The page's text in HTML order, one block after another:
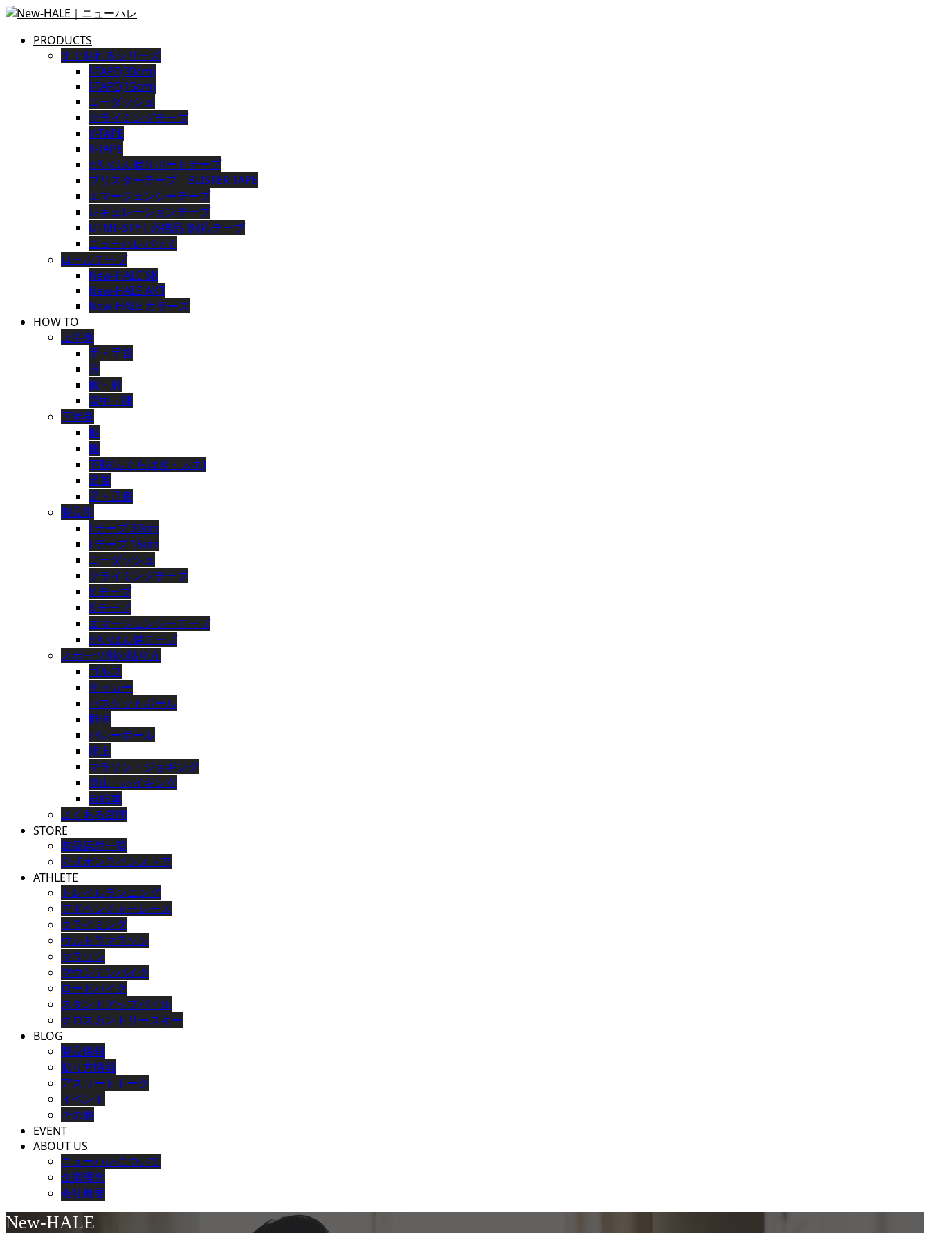
PRODUCTS
すぐ貼れるシリーズ
I-TAPE(30cm)
I-TAPE(15cm)
ニーダッシュ
クライミングテープ
V-TAPE
X-TAPE
がいはん健サポートテープ
ブリスターテープ BLISTER TAPE
エマージェンシーテープ
レギュレーションテープ
UTMF-STY [ 必携品 ]対応テープ
ニューハレパッチ
ロールテープ
New-HALE SK
New-HALE AKT
New-HALE カラーズ
HOW TO
上半身
手・手首
肩
腕・肘
背中・腰
下半身
腿
膝
下肢(ふくらはぎ・スネ)
足首
足・足底
製品別
I テープ 30cm
I テープ 15cm
ニーダッシュ
クライミングテープ
V テープ
X テープ
エマージェンシーテープ
がいはん健テープ
スポーツ別の貼り方
ゴルフ
サッカー
バスケットボール
野球
バレーボール
陸上
マラソン・ジョギング
登山・ハイキング
自転車
よくある質問
STORE
取扱店舗一覧
公式オンラインストア
ATHLETE
トレイルランニング
アドベンチャーレース
クライミング
ウルトラマラソン
マラソン
マウンテンバイク
ロードバイク
スタンドアップパドル
クロスカントリースキー
BLOG
製品情報
貼り方情報
アスリートトーク
イベント
その他
EVENT
ABOUT US
ニューハレについて
企業理念
会社概要
New-HALE